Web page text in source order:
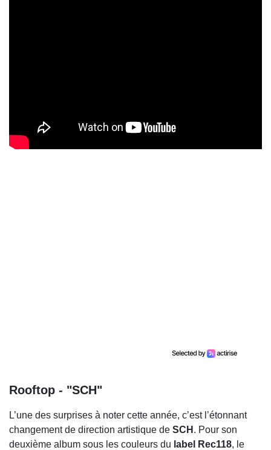
Rooftop - "SCH"
L’une des surprises à noter cette année, c’est l’étonnant
changement de direction artistique de SCH . Pour son
deuxième album sous les couleurs du label Rec118, le